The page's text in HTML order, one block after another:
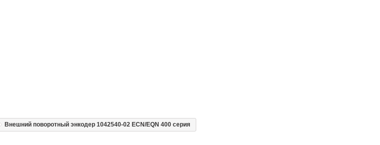
Внешний поворотный энкодер 1042540-02 ECN/EQN 400 серия